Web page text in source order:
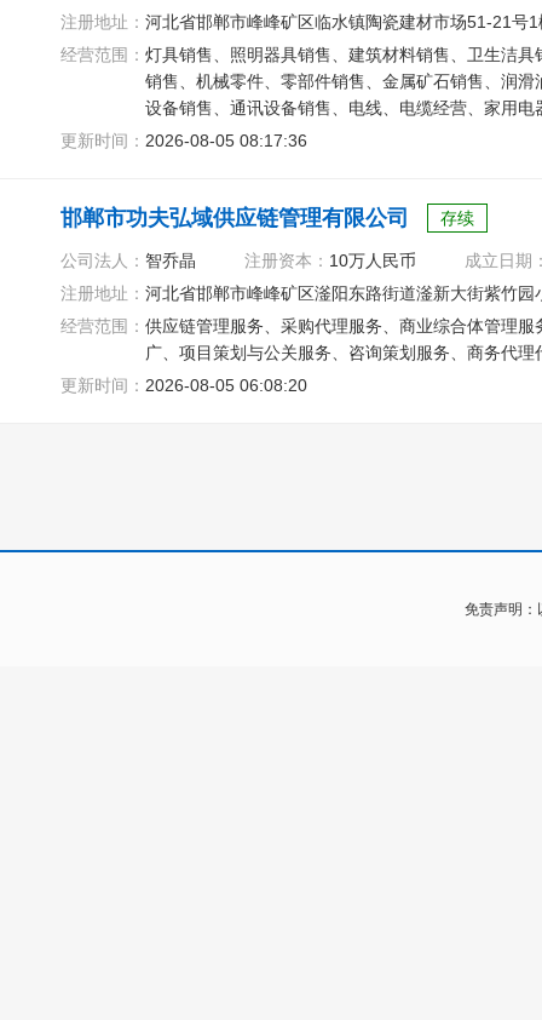
注册地址： 河北省邯郸市峰峰矿区临水镇陶瓷建材市场51-21号1
经营范围： 灯具销售、照明器具销售、建筑材料销售、卫生洁
销售、机械零件、零部件销售、金属矿石销售、润
设备销售、通讯设备销售、电线、电缆经营、家用
术防范系统设计施工服务
更新时间： 2026-08-05 08:17:36
邯郸市功夫弘域供应链管理有限公司 存续
公司法人： 智乔晶 注册资本： 10万人民币
成立日期
注册地址： 河北省邯郸市峰峰矿区滏阳东路街道滏新大街紫竹园
经营范围： 供应链管理服务、采购代理服务、商业综合体管理
广、项目策划与公关服务、咨询策划服务、商务代理
更新时间： 2026-08-05 06:08:20
免责声明：